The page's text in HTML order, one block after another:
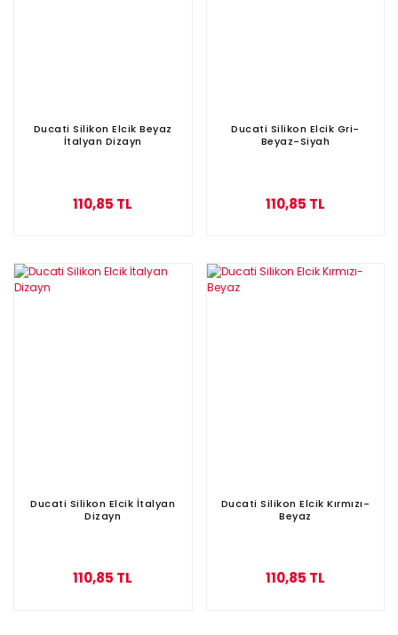
Ducati Silikon Elcik Beyaz
İtalyan Dizayn
110,85 TL
Ducati Silikon Elcik Gri-
Beyaz-Siyah
110,85 TL
Ducati Silikon Elcik İtalyan
Dizayn
110,85 TL
Ducati Silikon Elcik Kırmızı-
Beyaz
110,85 TL